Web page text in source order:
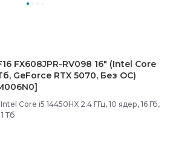
FX608JPR-RV098 16" (Intel Core
Тб, GeForce RTX 5070, Без ОС)
Core i5 14450HX 2.4 ГГц, 10 ядер, 16 Гб,
Тб